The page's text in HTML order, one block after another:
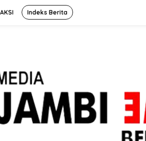
Indeks Berita